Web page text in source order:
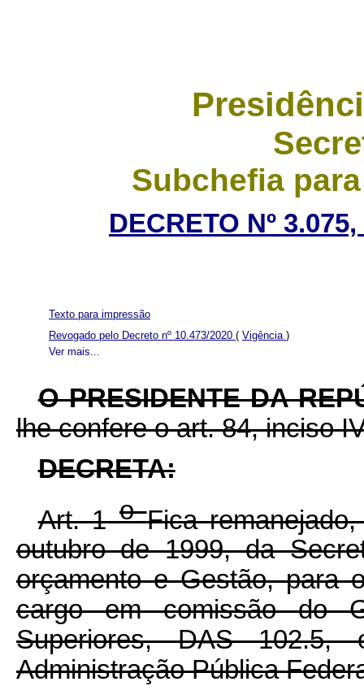
Subchefia
DECRETO Nº
Ver mais...
Texto para impressão
Revogado pelo Decreto nº 10.473/2020 ( Vigência )
O PRESIDENTE DA
lhe confere o art. 84, inciso
DECRETA:
Art. 1oFica
outubro de 1999, da
orçamento e Gestão, para
cargo em comissão do
Superiores, DAS
Administração Pública